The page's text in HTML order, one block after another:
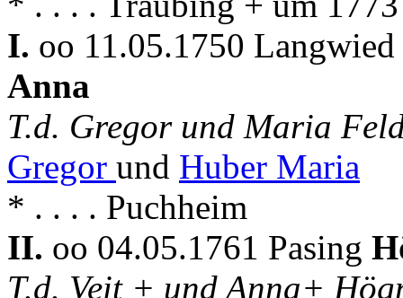
I. oo 11.05.1750
Anna
T.d. Gregor und Maria
Gregor und Huber Maria
* . . . . Puchheim
II. oo 04.05.1761 Pasing
T.d. Veit + und Anna+